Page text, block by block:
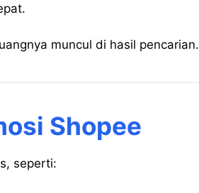
muncul di hasil pencarian.
Shopee
seperti: